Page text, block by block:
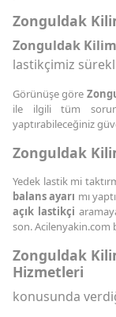
Zonguldak
Zonguldak
lastikçimiz
Görünüşe göre
ile ilgili tüm
yaptırabileceğiniz
Zonguldak
Yedek lastik mi
balans ayarı mı
açık lastikçi
son. Acilenyakin.com
Zonguldak
Hizmetleri
konusunda